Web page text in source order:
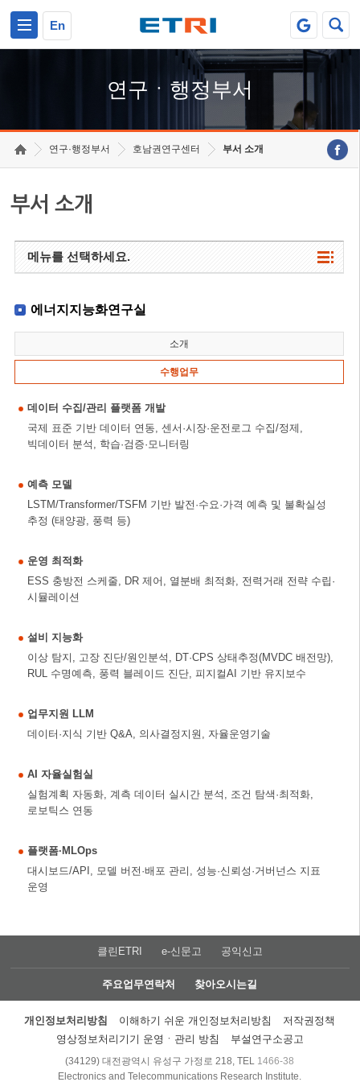
En
연구ㆍ행정부서
연구·행정부서 호남권연구센터 부서 소개
부서 소개
메뉴를 선택하세요.
에너지지능화연구실
소개
수행업무
데이터 수집/관리 플랫폼 개발
국제 표준 기반 데이터 연동, 센서·시장·운전로그 수집/정제,
빅데이터 분석, 학습·검증·모니터링
예측 모델
LSTM/Transformer/TSFM 기반 발전·수요·가격 예측 및 불확실성
추정 (태양광, 풍력 등)
운영 최적화
ESS 충방전 스케줄, DR 제어, 열분배 최적화, 전력거래 전략 수립·
시뮬레이션
설비 지능화
이상 탐지, 고장 진단/원인분석, DT·CPS 상태추정(MVDC 배전망),
RUL 수명예측, 풍력 블레이드 진단, 피지컬AI 기반 유지보수
업무지원 LLM
데이터·지식 기반 Q&A, 의사결정지원, 자율운영기술
AI 자율실험실
실험계획 자동화, 계측 데이터 실시간 분석, 조건 탐색·최적화,
로보틱스 연동
플랫폼·MLOps
대시보드/API, 모델 버전·배포 관리, 성능·신뢰성·거버넌스 지표
운영
클린ETRI e-신문고 공익신고
주요업무연락처 찾아오시는길
개인정보처리방침 이해하기 쉬운 개인정보처리방침
저작권정책
영상정보처리기기 운영ㆍ관리 방침
부설연구소공고
(34129) 대전광역시 유성구 가정로 218, TEL 1466-38
Electronics and Telecommunications Research Institute.